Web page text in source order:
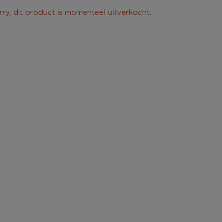
dit product is momenteel uitverkocht.